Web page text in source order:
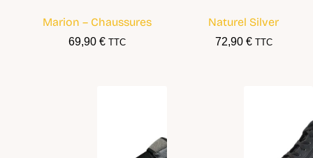
Marion – Chaussures
69,90€ TTC
Naturel Silver
72,90 € TTC